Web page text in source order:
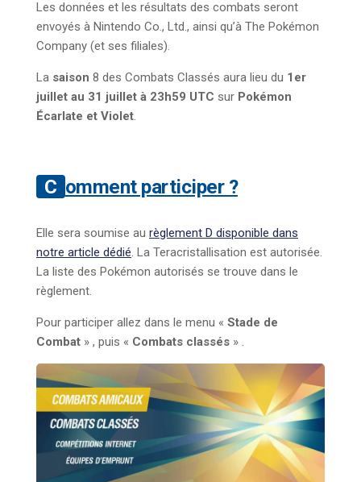
Les données et les résultats des combats seront
envoyés à Nintendo Co., Ltd., ainsi qu’à The Pokémon
Company (et ses filiales).
La saison 8 des Combats Classés aura lieu du 1er
juillet au 31 juillet à 23h59 UTC sur Pokémon
Écarlate et Violet.
Comment participer ?
Elle sera soumise au règlement D disponible dans
notre article dédié. La Teracristallisation est autorisée.
La liste des Pokémon autorisés se trouve dans le
règlement.
Pour participer allez dans le menu « Stade de
Combat » , puis « Combats classés » .